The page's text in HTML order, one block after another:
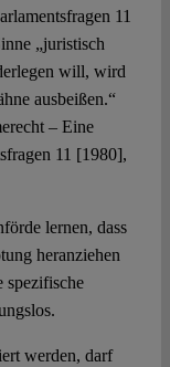
11
„juristisch
will, wird
ausbeißen.“
– Eine
11 [1980],
lernen, dass
heranziehen
spezifische
werden, darf